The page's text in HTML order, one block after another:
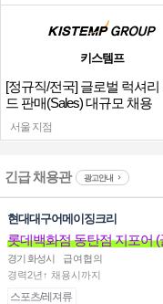
키스템프
[정규직/전국] 글로벌 럭셔리
드 판매(Sales) 대규모 채용
서울 지점
긴급 채용관 광고안내
현대대구어메이징크리
롯데백화점 동탄점 지포어
경기 화성시
급여협의
경력2년↑ 채용시까지
스포츠/레져류